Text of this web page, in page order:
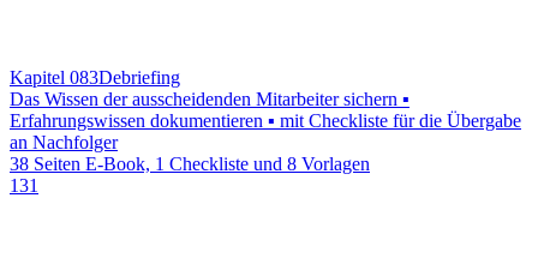
Kapitel 083Debriefing
Das Wissen der ausscheidenden Mitarbeiter sichern ▪
Erfahrungswissen dokumentieren ▪ mit Checkliste für die Übergabe
an Nachfolger
38 Seiten E-Book, 1 Checkliste und 8 Vorlagen
131